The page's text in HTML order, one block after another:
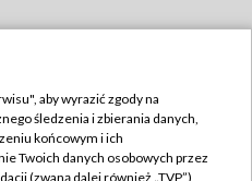
TVP
aby wyrazić zgody na
śledzenia i zbierania danych,
końcowym i ich
Twoich danych osobowych przez
(zwaną dalej również „TVP”),